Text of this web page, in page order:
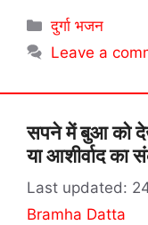
Categories
दुर्गा भजन
Leave a
सपने में बुआ को
या आशीर्वाद का
Bramha Datta